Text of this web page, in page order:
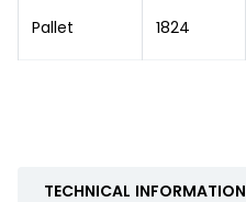
Pallet 1824
TECHNICAL INFORMATION